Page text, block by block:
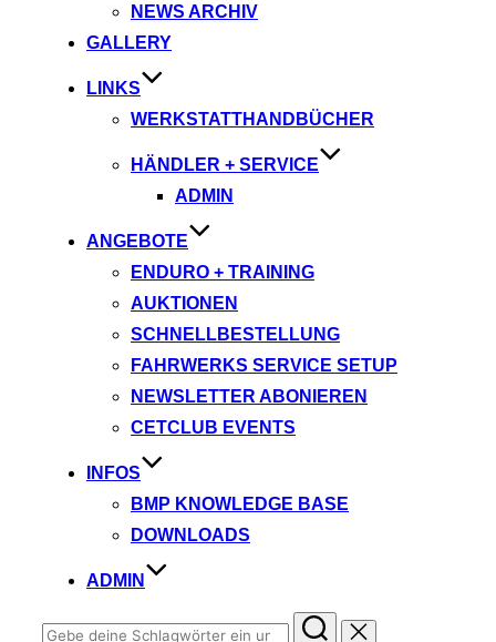
NEWS ARCHIV
GALLERY
LINKS
WERKSTATTHANDBÜCHER
HÄNDLER + SERVICE
ADMIN
ANGEBOTE
ENDURO + TRAINING
AUKTIONEN
SCHNELLBESTELLUNG
FAHRWERKS SERVICE SETUP
NEWSLETTER ABONIEREN
CETCLUB EVENTS
INFOS
BMP KNOWLEDGE BASE
DOWNLOADS
ADMIN
Suchen